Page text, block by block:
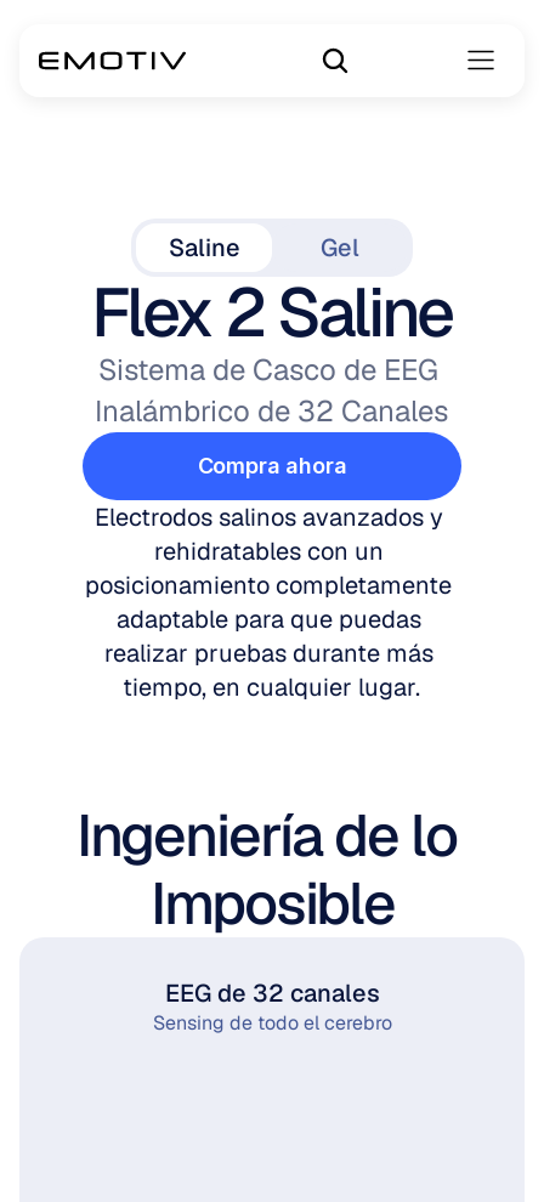
Saline Gel
Flex 2 Saline
Sistema de Casco de EEG
Inalámbrico de 32 Canales
Electrodos salinos avanzados y
rehidratables con un
posicionamiento completamente
adaptable para que puedas
realizar pruebas durante más
tiempo, en cualquier lugar.
Compra ahora
Ingeniería de lo
Imposible
EEG de 32 canales
Sensing de todo el cerebro